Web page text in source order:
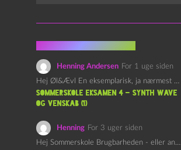
Henning Andersen For 1 uge siden
Hej Øl&Ævl En eksemplarisk, ja nærmest yndefuld, afslutning på SOMMERSKOLEN.…
Sommerskole Eksamen 4 – Synth Wave
og Venskab (1)
Henning For 3 uger siden
Hej Sommerskole Brugbarheden - eller anvendeligheden - af "Øl&Ævl" er…